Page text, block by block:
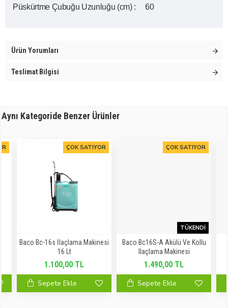
Püskürtme Çubuğu Uzunluğu (cm) : 60
Ürün Yorumları
Teslimat Bilgisi
Aynı Kategoride Benzer Ürünler
ÇOK SATIYOR
Baco Bc-16s İlaçlama Makinesi
16 Lt
1.100,00 TL
Sepete Ekle
ÇOK SATIYOR
TÜKENDI
Baco Bc16S-A Akülü Ve Kollu
Ilaçlama Makinesi
1.490,00 TL
Sepete Ekle